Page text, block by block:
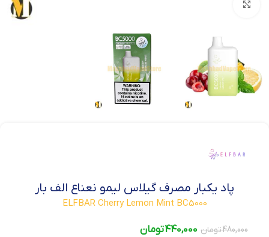
پاد یکبار مصرف گیلاس لیمو نعناع الف بار
ELFBAR Cherry Lemon Mint BC5000
480,000تومان 440,000تومان